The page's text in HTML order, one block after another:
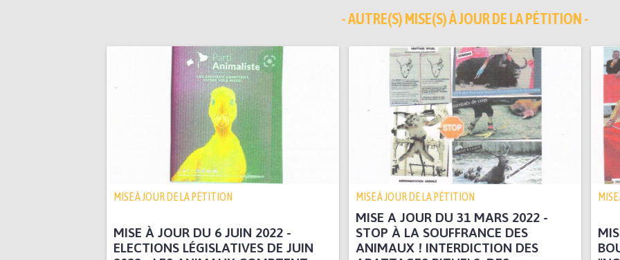
- AUTRE(S) MISE(S) À JOUR DE LA PÉTITION -
MISE À JOUR DE LA PÉTITION
MISE À JOUR DU 6 JUIN 2022 -
ELECTIONS LÉGISLATIVES DE JUIN
MISE À JOUR DE LA PÉTITION
MISE A JOUR DU 31 MARS 2022 -
STOP À LA SOUFFRANCE DES
ANIMAUX ! INTERDICTION DES